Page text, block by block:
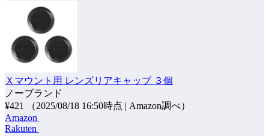
Ｘマウント用 レンズリアキャップ ３個
ノーブランド
¥421
（2025/08/18 16:50時点 | Amazon調べ）
Amazon
Rakuten